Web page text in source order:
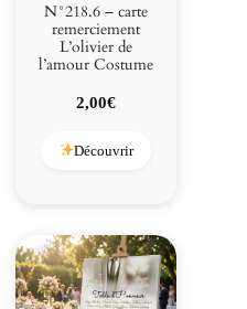
N°218.6 – carte
remerciement
L’olivier de
l’amour Costume
2,00€
Découvrir